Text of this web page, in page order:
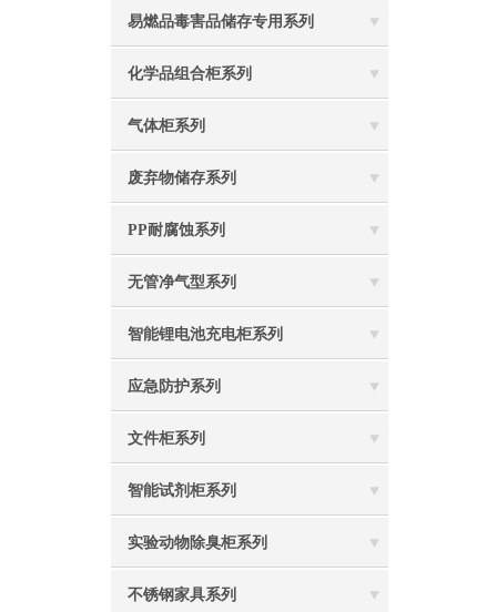
易燃品毒害品储存专用系列
化学品组合柜系列
气体柜系列
废弃物储存系列
PP耐腐蚀系列
无管净气型系列
智能锂电池充电柜系列
应急防护系列
文件柜系列
智能试剂柜系列
实验动物除臭柜系列
不锈钢家具系列